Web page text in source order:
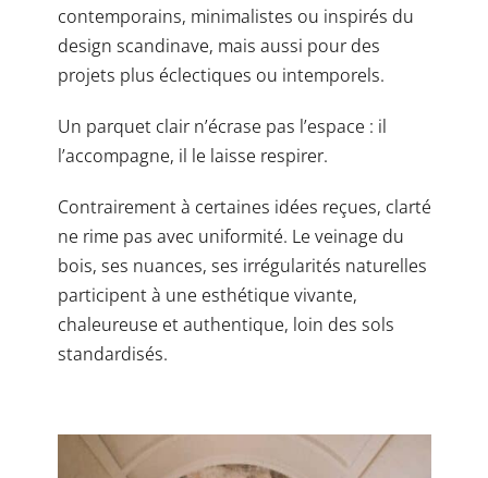
contemporains, minimalistes ou inspirés du
design scandinave, mais aussi pour des
projets plus éclectiques ou intemporels.
Un parquet clair n’écrase pas l’espace : il
l’accompagne, il le laisse respirer.
Contrairement à certaines idées reçues, clarté
ne rime pas avec uniformité. Le veinage du
bois, ses nuances, ses irrégularités naturelles
participent à une esthétique vivante,
chaleureuse et authentique, loin des sols
standardisés.